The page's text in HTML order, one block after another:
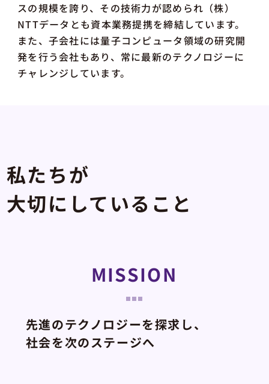
MISSION
先進のテクノロジーを探求し、
社会を次のステージへ
私たちが
大切にしていること
スの規模を誇り、その技術力が認められ（株）
NTTデータとも資本業務提携を締結しています。
また、子会社には量子コンピュータ領域の研究開
発を行う会社もあり、常に最新のテクノロジーに
チャレンジしています。